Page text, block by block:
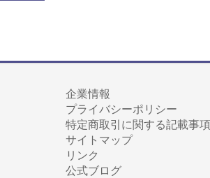
企業情報
プライバシーポリシー
特定商取引に関する記載事項
サイトマップ
リンク
公式ブログ